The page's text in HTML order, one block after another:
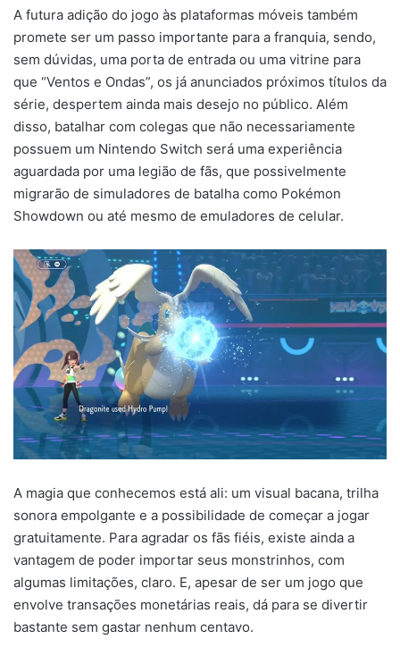
A futura adição do jogo às plataformas móveis também
promete ser um passo importante para a franquia, sendo,
sem dúvidas, uma porta de entrada ou uma vitrine para
que “Ventos e Ondas”, os já anunciados próximos títulos da
série, despertem ainda mais desejo no público. Além
disso, batalhar com colegas que não necessariamente
possuem um Nintendo Switch será uma experiência
aguardada por uma legião de fãs, que possivelmente
migrarão de simuladores de batalha como Pokémon
Showdown ou até mesmo de emuladores de celular.
A magia que conhecemos está ali: um visual bacana, trilha
sonora empolgante e a possibilidade de começar a jogar
gratuitamente. Para agradar os fãs fiéis, existe ainda a
vantagem de poder importar seus monstrinhos, com
algumas limitações, claro. E, apesar de ser um jogo que
envolve transações monetárias reais, dá para se divertir
bastante sem gastar nenhum centavo.